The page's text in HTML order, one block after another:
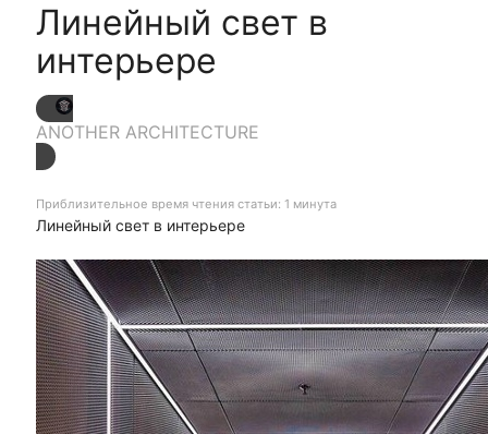
Линейный свет в
интерьере
ANOTHER ARCHITECTURE
Приблизительное время чтения статьи: 1 минута
Линейный свет в интерьере